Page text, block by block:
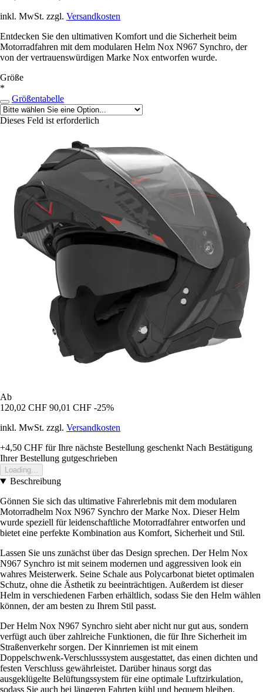
inkl. MwSt. zzgl. Versandkosten
Entdecken Sie den ultimativen Komfort und die Sicherheit beim
Motorradfahren mit dem modularen Helm Nox N967 Synchro, der
von der vertrauenswürdigen Marke Nox entworfen wurde.
Größe
*
Größentabelle
Dieses Feld ist erforderlich
Ab
120,02 CHF 90,01 CHF -25%
inkl. MwSt. zzgl. Versandkosten
+4,50 CHF für Ihre nächste Bestellung geschenkt Nach Bestätigung
Ihrer Bestellung gutgeschrieben
Loading...
Beschreibung
Gönnen Sie sich das ultimative Fahrerlebnis mit dem modularen
Motorradhelm Nox N967 Synchro der Marke Nox. Dieser Helm
wurde speziell für leidenschaftliche Motorradfahrer entworfen und
bietet eine perfekte Kombination aus Komfort, Sicherheit und Stil.
Lassen Sie uns zunächst über das Design sprechen. Der Helm Nox
N967 Synchro ist mit seinem modernen und aggressiven look ein
wahres Meisterwerk. Seine Schale aus Polycarbonat bietet optimalen
Schutz, ohne die Ästhetik zu beeinträchtigen. Außerdem ist dieser
Helm in verschiedenen Farben erhältlich, sodass Sie den Helm wählen
können, der am besten zu Ihrem Stil passt.
Der Helm Nox N967 Synchro sieht aber nicht nur gut aus, sondern
verfügt auch über zahlreiche Funktionen, die für Ihre Sicherheit im
Straßenverkehr sorgen. Der Kinnriemen ist mit einem
Doppelschwenk-Verschlusssystem ausgestattet, das einen dichten und
festen Verschluss gewährleistet. Darüber hinaus sorgt das
ausgeklügelte Belüftungssystem für eine optimale Luftzirkulation,
sodass Sie auch bei längeren Fahrten kühl und bequem bleiben.